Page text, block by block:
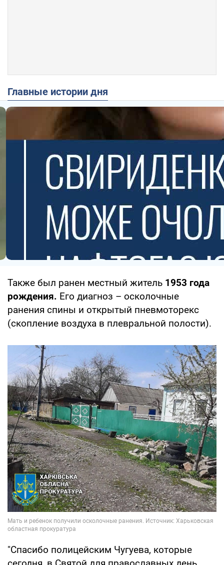
Главные истории дня
Также был ранен местный житель 1953 года
рождения. Его диагноз – осколочные
ранения спины и открытый пневмоторекс
(скопление воздуха в плевральной полости).
"Спасибо полицейским Чугуева, которые